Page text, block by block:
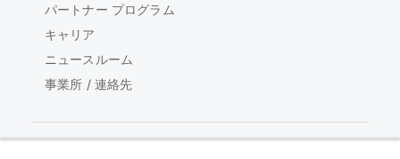
パートナー プログラム
キャリア
ニュースルーム
事業所 / 連絡先